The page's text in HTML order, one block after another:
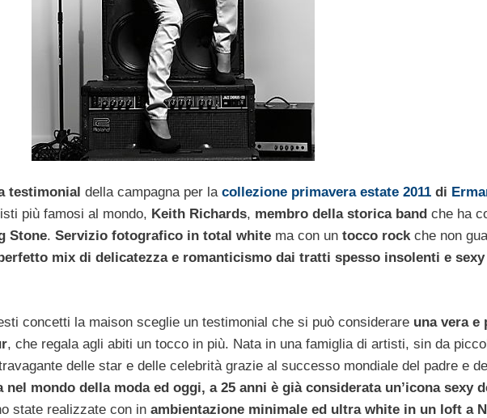
testimonial della campagna per la collezione primavera estate 2011 di
più famosi al mondo, Keith Richards, membro della storica band che ha
Stone. Servizio fotografico in total white ma con un tocco rock che non
mix di delicatezza e romanticismo dai tratti spesso insolenti e sexy
concetti la maison sceglie un testimonial che si può considerare una vera e
, che regala agli abiti un tocco in più. Nata in una famiglia di artisti, sin da
delle star e delle celebrità grazie al successo mondiale del padre e
nel mondo della moda ed oggi, a 25 anni è già considerata un’icona sexy
state realizzate con in ambientazione minimale ed ultra white in un loft a